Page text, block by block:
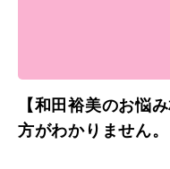
【和田裕美のお悩
方がわかりません。